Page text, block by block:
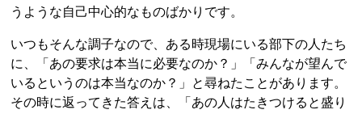
うような自己中心的なものばかりです。
いつもそんな調子なので、ある時現場にいる部下の人たち
に、「あの要求は本当に必要なのか？」「みんなが望んで
いるというのは本当なのか？」と尋ねたことがあります。
その時に返ってきた答えは、「あの人はたきつけると盛り